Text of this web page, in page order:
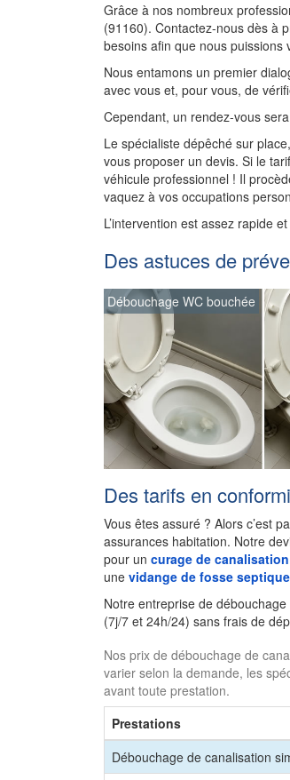
Grâce à nos nombreux
(91160). Contactez-nous dès à
besoins afin que nous puissions
Nous entamons un premier
avec vous et, pour vous, de
Cependant, un rendez-vous
Le spécialiste dépêché sur
vous proposer un devis. Si le
véhicule professionnel ! Il
vaquez à vos occupations
L’intervention est assez rapide
Des astuces de
Débouchage WC bouchée
Des tarifs en
Vous êtes assuré ? Alors c’est
assurances habitation. Notre
pour un curage de canalisation
une vidange de fosse septique
Notre entreprise de
(7j/7 et 24h/24) sans frais de
Nos prix de débouchage de
varier selon la demande, les
avant toute prestation.
Prestations
Débouchage de canalisation